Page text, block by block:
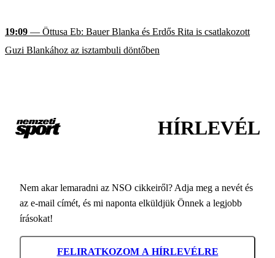
19:09 — Öttusa Eb: Bauer Blanka és Erdős Rita is csatlakozott
Guzi Blankához az isztambuli döntőben
HÍRLEVÉL
Nem akar lemaradni az NSO cikkeiről? Adja meg a nevét és
az e-mail címét, és mi naponta elküldjük Önnek a legjobb
írásokat!
FELIRATKOZOM A HÍRLEVÉLRE